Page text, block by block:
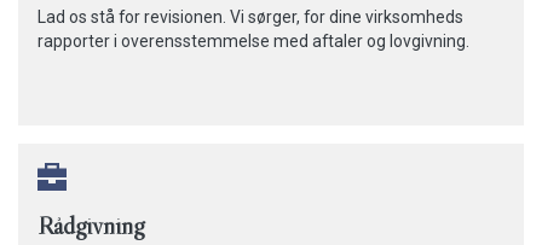
Lad os stå for revisionen. Vi sørger, for dine virksomheds
rapporter i overensstemmelse med aftaler og lovgivning.
Rådgivning